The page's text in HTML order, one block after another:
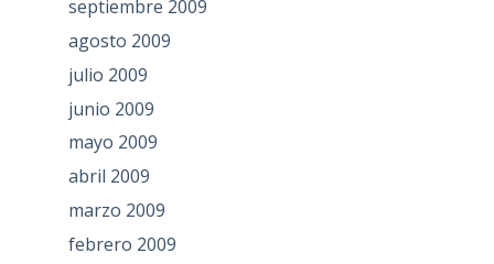
septiembre 2009
agosto 2009
julio 2009
junio 2009
mayo 2009
abril 2009
marzo 2009
febrero 2009